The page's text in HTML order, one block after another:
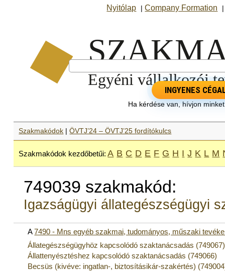
Nyitólap |Company Formation
INGYENES
Ha kérdése van, hívjon
Szakmakódok |ÖVTJ’24 – ÖVTJ’25 fordítókulcs
Szakmakódok kezdőbetűi: A B C D E F G H I J K L M
749039 szakmakód:
Igazságügyi állategészségügyi
A7490 - Mns egyéb szakmai, tudományos, műszaki
Állategészségügyhöz kapcsolódó szaktanácsadás (749067)
Állattenyésztéshez kapcsolódó szaktanácsadás (749066)
Becsüs (kivéve: ingatlan-, biztosításikár-szakértés)